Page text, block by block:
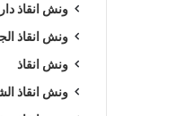
ونش انقاذ
ونش انقاذ
ونش انقاذ
ونش انقاذ